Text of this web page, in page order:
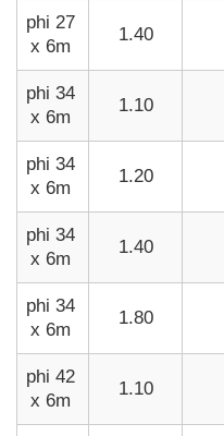
phi 27
x 6m
1.40
phi 34
x 6m
1.10
phi 34
x 6m
1.20
phi 34
x 6m
1.40
phi 34
x 6m
1.80
phi 42
x 6m
1.10